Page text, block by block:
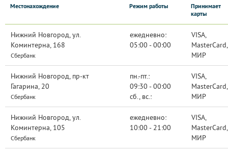
Местонахождение Режим работы
Принимает
карты
Нижний Новгород, ул.
Коминтерна, 168
Сбербанк
ежедневно:
05:00 - 00:00
VISA,
MasterCard,
МИР
Нижний Новгород, пр-кт
Гагарина, 20
Сбербанк
пн.-пт.:
09:30 - 00:00
сб., вс.:
VISA,
MasterCard,
МИР
Нижний Новгород, ул.
Коминтерна, 105
Сбербанк
ежедневно:
10:00 - 21:00
VISA,
MasterCard,
МИР